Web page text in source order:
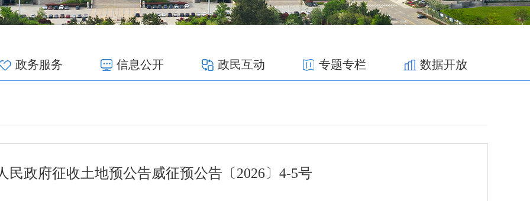
政务服务 信息公开 政民互动 专题专栏 数据开放
民政府征收土地预公告威征预公告〔2026〕4-5号